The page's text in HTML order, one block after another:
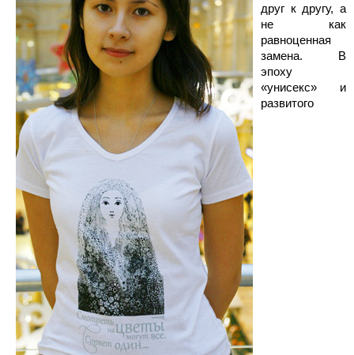
друг к другу, а
не как
равноценная
замена. В
эпоху
«унисекс» и
развитого